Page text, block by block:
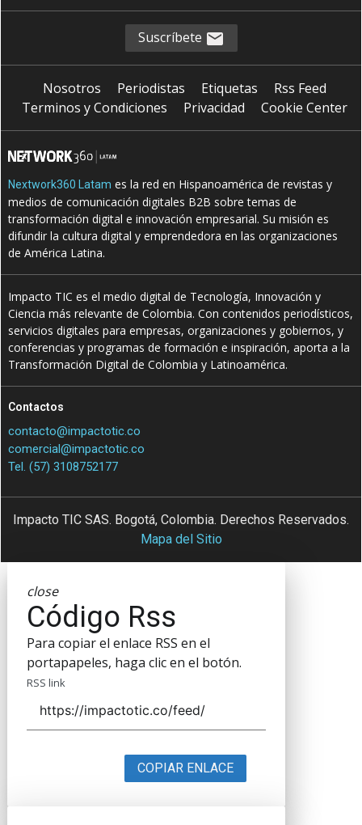
Suscríbete
Nosotros Periodistas Etiquetas
Rss Feed
Terminos y Condiciones
Privacidad Cookie Center
Nextwork360 Latam es la red en Hispanoamérica de revistas y
medios de comunicación digitales B2B sobre temas de
transformación digital e innovación empresarial. Su misión es
difundir la cultura digital y emprendedora en las organizaciones
de América Latina.
Impacto TIC es el medio digital de Tecnología, Innovación y
Ciencia más relevante de Colombia. Con contenidos periodísticos,
servicios digitales para empresas, organizaciones y gobiernos, y
conferencias y programas de formación e inspiración, aporta a la
Transformación Digital de Colombia y Latinoamérica.
Contactos
contacto@impactotic.co
comercial@impactotic.co
Tel. (57) 3108752177
Impacto TIC SAS. Bogotá, Colombia. Derechos Reservados.
Mapa del Sitio
close
Código Rss
Para copiar el enlace RSS en el
portapapeles, haga clic en el botón.
RSS link
COPIAR ENLACE